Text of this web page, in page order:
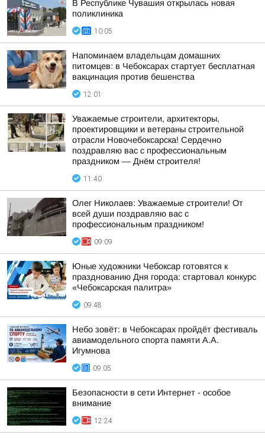
В Республике Чувашия открылась новая
поликлиника
10:05
Напоминаем владельцам домашних
питомцев: в Чебоксарах стартует бесплатная
вакцинация против бешенства
12:01
Уважаемые строители, архитекторы,
проектировщики и ветераны строительной
отрасли Новочебоксарска! Сердечно
поздравляю вас с профессиональным
праздником — Днём строителя!
11:40
Олег Николаев: Уважаемые строители! От
всей души поздравляю вас с
профессиональным праздником!
09:09
Юные художники Чебоксар готовятся к
празднованию Дня города: стартовал конкурс
«Чебоксарская палитра»
09:48
Небо зовёт: в Чебоксарах пройдёт фестиваль
авиамодельного спорта памяти А.А.
Игумнова
09:05
Безопасности в сети Интернет - особое
внимание
12:24